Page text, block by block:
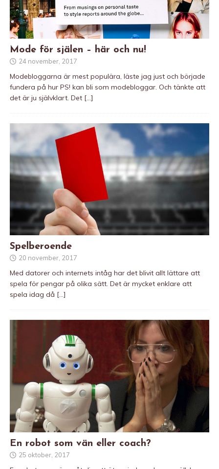
Mode för själen – här och nu!
24 november, 2017
Modebloggarna är mest populära, läste jag just och började
fundera på hur PS! kan bli som modebloggar. Och tänkte att
det är ju självklart. Det […]
Spelberoende
20 november, 2017
Med datorer och internets intåg har det blivit allt lättare att
spela för pengar på olika sätt. Det är mycket enklare att
spela idag då […]
En robot som vän eller coach?
25 oktober, 2017